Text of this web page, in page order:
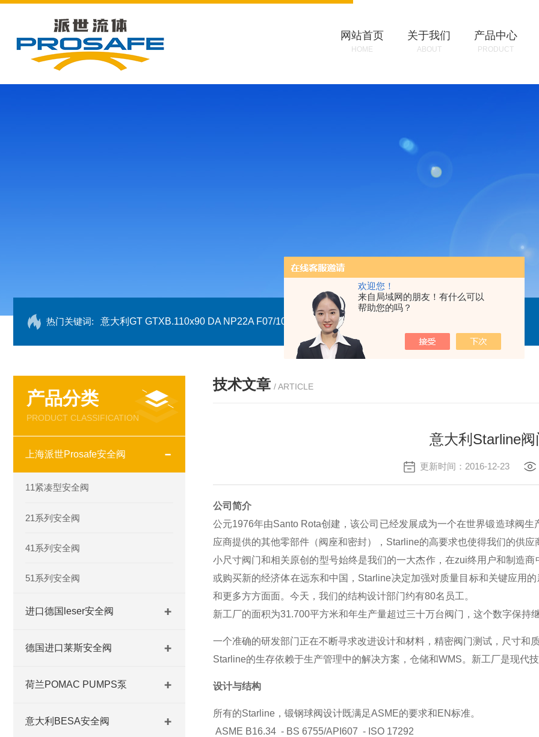
欢迎您！
来自局域网的朋友！有什么可以
帮助您的吗？
网站首页
HOME
关于我们
ABOUT
产品中心
PRODUCT
热门关键词: 意大利GT GTXB.110x90 DA NP22A F07/10 GTXN.110x90 DA NP22A F07/10 意大利GT
产品分类
PRODUCT CLASSIFICATION
上海派世Prosafe安全阀
11紧凑型安全阀
21系列安全阀
41系列安全阀
51系列安全阀
进口德国leser安全阀
德国进口莱斯安全阀
荷兰POMAC PUMPS泵
意大利BESA安全阀
技术文章 / ARTICLE
意大利Starline
更新时间：2016-12-23
公司简介
公元1976年由Santo Rota创建，该公司已经发展成为一个在世界锻造球阀
应商提供的其他零部件（阀座和密封），Starline的高要求也使得我们的供应
小尺寸阀门和相关原创的型号始终是我们的一大杰作，在zui终用户和制造
或购买新的经济体在远东和中国，Starline决定加强对质量目标和关键应用
和更多方方面面。今天，我们的结构设计部门约有80名员工。
新工厂的面积为31.700平方米和年生产量超过三十万台阀门，这个数字保持
一个准确的研发部门正在不断寻求改进设计和材料，精密阀门测试，尺寸和
Starline的生存依赖于生产管理中的解决方案，仓储和WMS。新工厂是现代
设计与结构
所有的Starline，锻钢球阀设计既满足ASME的要求和EN标准。
ASME B16.34 - BS 6755/API607 - ISO 17292